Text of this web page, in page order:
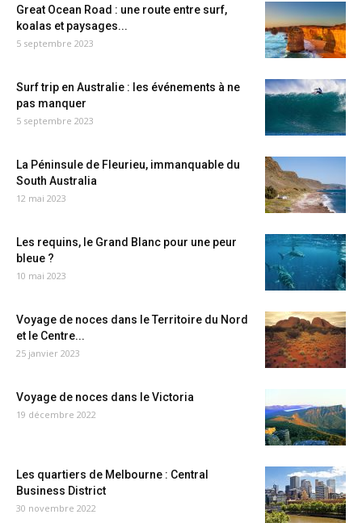
Great Ocean Road : une route entre surf,
koalas et paysages...
5 septembre 2023
Surf trip en Australie : les événements à ne
pas manquer
5 septembre 2023
La Péninsule de Fleurieu, immanquable du
South Australia
12 mai 2023
Les requins, le Grand Blanc pour une peur
bleue ?
10 mai 2023
Voyage de noces dans le Territoire du Nord
et le Centre...
25 janvier 2023
Voyage de noces dans le Victoria
19 décembre 2022
Les quartiers de Melbourne : Central
Business District
30 novembre 2022